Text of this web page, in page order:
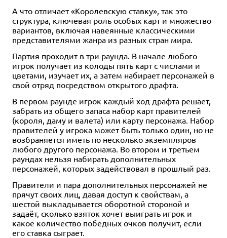
А что отличает «Королевскую ставку», так это
структура, ключевая роль особых карт и множество
вариантов, включая навеянные классическими
представителями жанра из разных стран мира.
Партия проходит в три раунда. В начале любого
игрок получает из колоды пять карт с числами и
цветами, изучает их, а затем набирает персонажей в
свой отряд посредством открытого драфта.
В первом раунде игрок каждый ход драфта решает,
забрать из общего запаса набор карт правителей
(короля, даму и валета) или карту персонажа. Набор
правителей у игрока может быть только один, но не
возбраняется иметь по несколько экземпляров
любого другого персонажа. Во втором и третьем
раундах нельзя набирать дополнительных
персонажей, которых задействовал в прошлый раз.
Правители и пара дополнительных персонажей не
прячут своих лиц, давая доступ к свойствам, а
шестой выкладывается оборотной стороной и
задаёт, сколько взяток хочет выиграть игрок и
какое количество победных очков получит, если
его ставка сыграет.